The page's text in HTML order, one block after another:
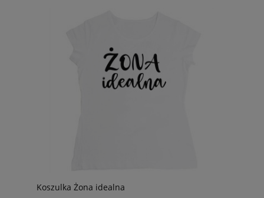
Koszulka Żona idealna